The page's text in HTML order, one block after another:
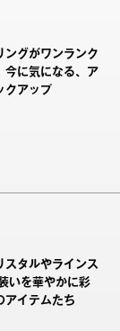
ングがワンランク
今に気になる、ア
クアップ
スタルやラインス
いを華やかに彩
アイテムたち